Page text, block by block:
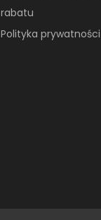
rabatu
Polityka prywatności